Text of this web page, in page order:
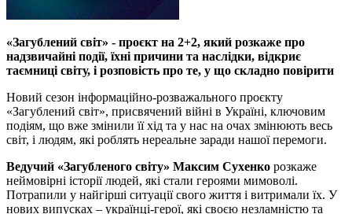
«Загублений світ» - проєкт на 2+2, який розкаже про
надзвичайні події, їхні причини та наслідки, відкриє
таємниці світу, і розповість про те, у що складно повірити
Новий сезон інформаційно-розважального проєкту
«Загублений світ», присвячений війні в Україні, ключовим
подіям, що вже змінили її хід та у нас на очах змінюють весь
світ, і людям, які роблять нереальне заради нашої перемоги.
Ведучий «Загубленого світу» Максим Сухенко розкаже
неймовірні історії людей, які стали героями мимоволі.
Потрапили у найгірші ситуації свого життя і витримали їх. У
нових випусках – українці-герої, які своєю незламністю та